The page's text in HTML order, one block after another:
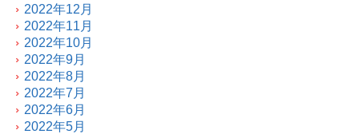
2022年12月
2022年11月
2022年10月
2022年9月
2022年8月
2022年7月
2022年6月
2022年5月